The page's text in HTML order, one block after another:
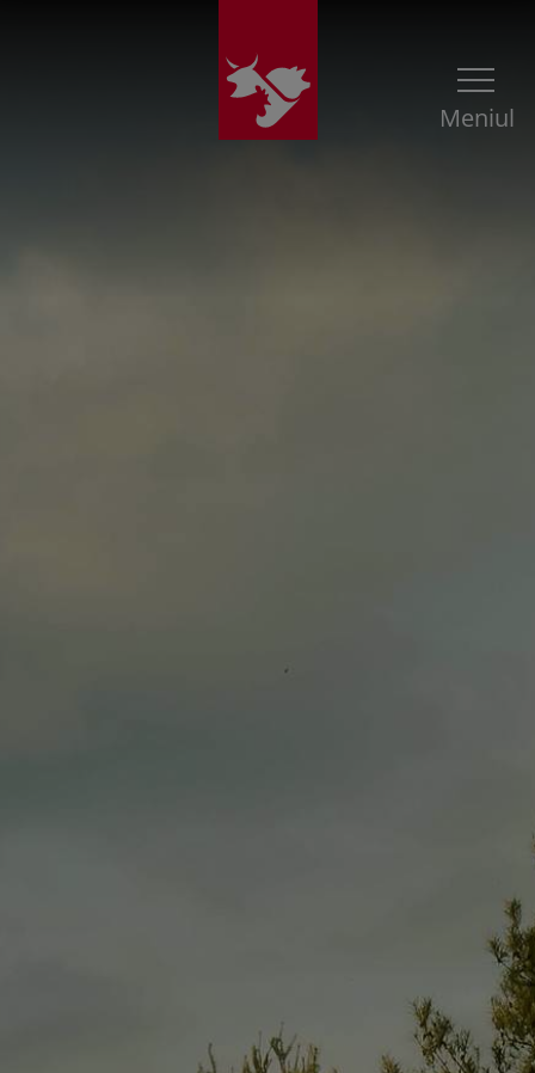
Meniul